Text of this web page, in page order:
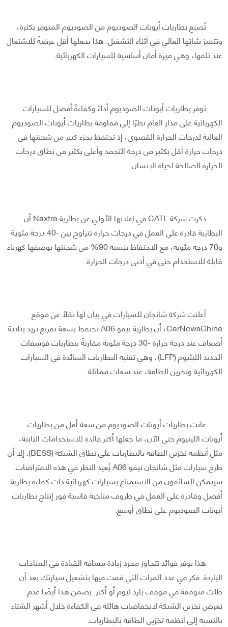
تُصنع بطاريات أيونات الصوديوم من الصوديوم المتوفر بكثرة،
وتتميز بثباتها العالي في أثناء التشغيل. هذا يجعلها أقل عرضةً للاشتعال
عند تلفها، وهي ميزة أمان أساسية للسيارات الكهربائية.
توفر بطاريات أيونات الصوديوم أداءً وكفاءةً أفضل للسيارات
الكهربائية على مدار العام نظرًا إلى مقاومة بطاريات أيونات الصوديوم
العالية لدرجات الحرارة القصوى، إذ تحتفظ بجزء كبير من شحنتها في
درجات حرارة أقل بكثير من درجة التجمد وأعلى بكثير من نطاق درجات
الحرارة الصالحة لحياة الإنسان.
ذكرت شركة CATL في إعلانها الأولي عن بطارية Naxtra أن
البطارية قادرة على العمل في درجات حرارة تتراوح بين -40 درجة مئوية
و70 درجة مئوية، مع الاحتفاظ بنسبة 90% من شحنتها بوصفها كهرباء
قابلة للاستخدام حتى في أدنى درجات الحرارة.
أعلنت شركة شانجان للسيارات في بيان لها نقلًا عن موقع
CarNewsChina، أن بطارية نيفو A06 تحتفظ بسعة تفريغ تزيد بثلاثة
أضعاف عند درجة حرارة -30 درجة مئوية مقارنةً ببطاريات فوسفات
الحديد الليثيوم (LFP)، وهي تقنية البطاريات السائدة في السيارات
الكهربائية وتخزين الطاقة، عند سعات مماثلة.
عانت بطاريات أيونات الصوديوم من سعة أقل من بطاريات
أيونات الليثيوم حتى الآن، ما جعلها أكثر فائدة للاستخدامات الثابتة،
مثل أنظمة تخزين الطاقة بالبطاريات على نطاق الشبكة (BESS). إلا أن
طرح سيارات مثل شانجان نيفو A06 يُعيد النظر في هذه الافتراضات.
سيتمكن السائقون من الاستمتاع بسيارات كهربائية ذات كفاءة بطارية
أفضل وقادرة على العمل في ظروف مناخية قاسية فور إنتاج بطاريات
أيونات الصوديوم على نطاق أوسع.
هذا يوفر فوائد تتجاوز مجرد زيادة مسافة القيادة في المناخات
الباردة. فكر في عدد المرات التي قمت فيها بتشغيل سيارتك بعد أن
ظلت متوقفة في موقف بارد ليوم أو أكثر. يضمن هذا أيضًا عدم
تعرض تخزين الشبكة لانخفاضات هائلة في الكفاءة خلال أشهر الشتاء
بالنسبة إلى أنظمة تخزين الطاقة بالبطاريات.